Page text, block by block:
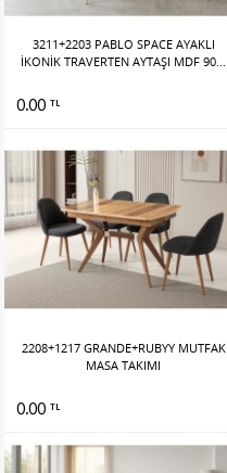
3211+2203 PABLO SPACE AYAKLI
İKONİK TRAVERTEN AYTAŞI MDF 90...
0.00 TL
2208+1217 GRANDE+RUBYY MUTFAK
MASA TAKIMI
0.00 TL